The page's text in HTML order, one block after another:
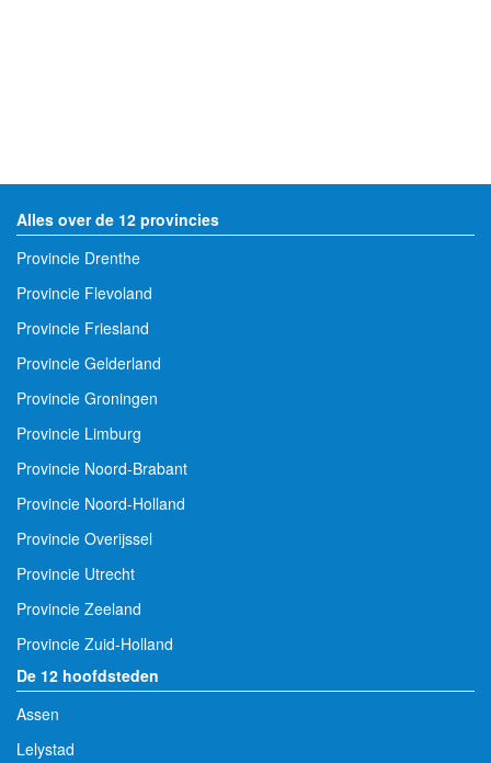
Alles over de 12 provincies
Provincie Drenthe
Provincie Flevoland
Provincie Friesland
Provincie Gelderland
Provincie Groningen
Provincie Limburg
Provincie Noord-Brabant
Provincie Noord-Holland
Provincie Overijssel
Provincie Utrecht
Provincie Zeeland
Provincie Zuid-Holland
De 12 hoofdsteden
Assen
Lelystad